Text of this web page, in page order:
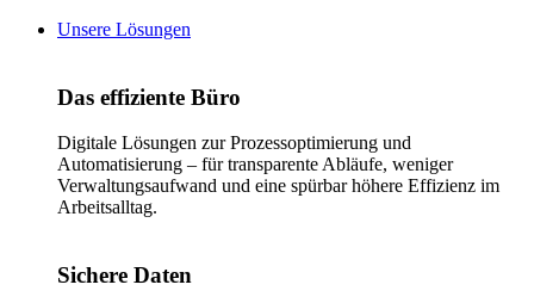
Unsere Lösungen
Das effiziente Büro
Digitale Lösungen zur Prozessoptimierung und
Automatisierung – für transparente Abläufe, weniger
Verwaltungsaufwand und eine spürbar höhere Effizienz im
Arbeitsalltag.
Sichere Daten